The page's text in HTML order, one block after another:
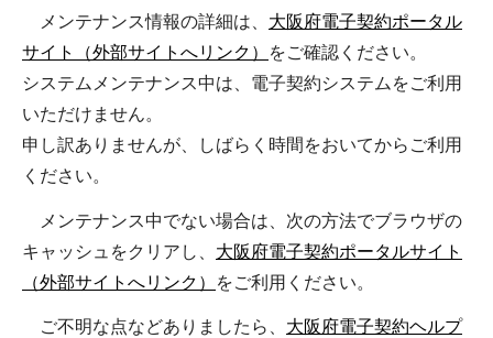
メンテナンス情報の詳細は、 大阪府電子契約ポータル
サイト（外部サイトへリンク）
をご確認ください。
システムメンテナンス中は、電子契約システムをご利用
いただけません。
申し訳ありませんが、しばらく時間をおいてからご利用
ください。
メンテナンス中でない場合は、次の方法でブラウザの
キャッシュをクリアし、 大阪府電子契約ポータルサイト
（外部サイトへリンク）
をご利用ください。
ご不明な点などありましたら、 大阪府電子契約ヘルプ